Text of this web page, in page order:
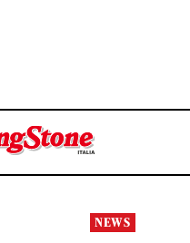
3 MINUTI
3 MINUTI
NEWS